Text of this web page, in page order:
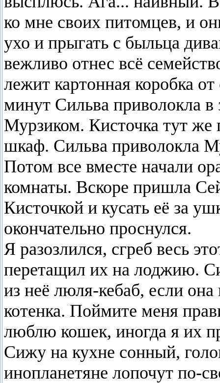
ко мне своих питомцев, и
ухо и прыгать с быльца
вежливо отнес всё
лежит картонная коробка
минут Сильва приволокла в
Мурзиком. Кисточка тут же
шкаф. Сильва приволокла
Потом все вместе начали
комнаты. Вскоре пришла
Кисточкой и кусать её за
окончательно проснулся.
Я разозлился, сгреб весь
перетащил их на лоджию.
из неё люля-кебаб, если
котенка. Поймите меня
люблю кошек, иногда я их
Сижу на кухне сонный,
инопланетяне лопочут по-